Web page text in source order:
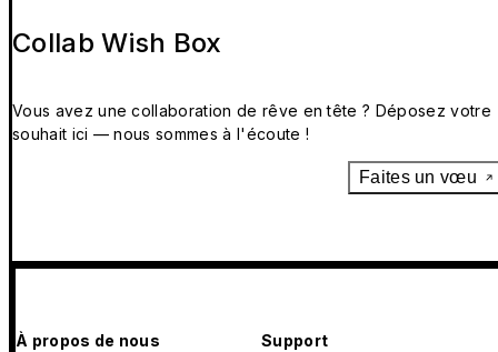
Collab Wish Box
Vous avez une collaboration de rêve en tête ? Déposez votre
souhait ici — nous sommes à l'écoute !
Faites un vœu
À propos de nous Support